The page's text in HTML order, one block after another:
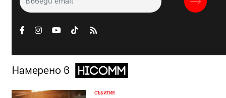
Намерено в
СЪБИТИЯ